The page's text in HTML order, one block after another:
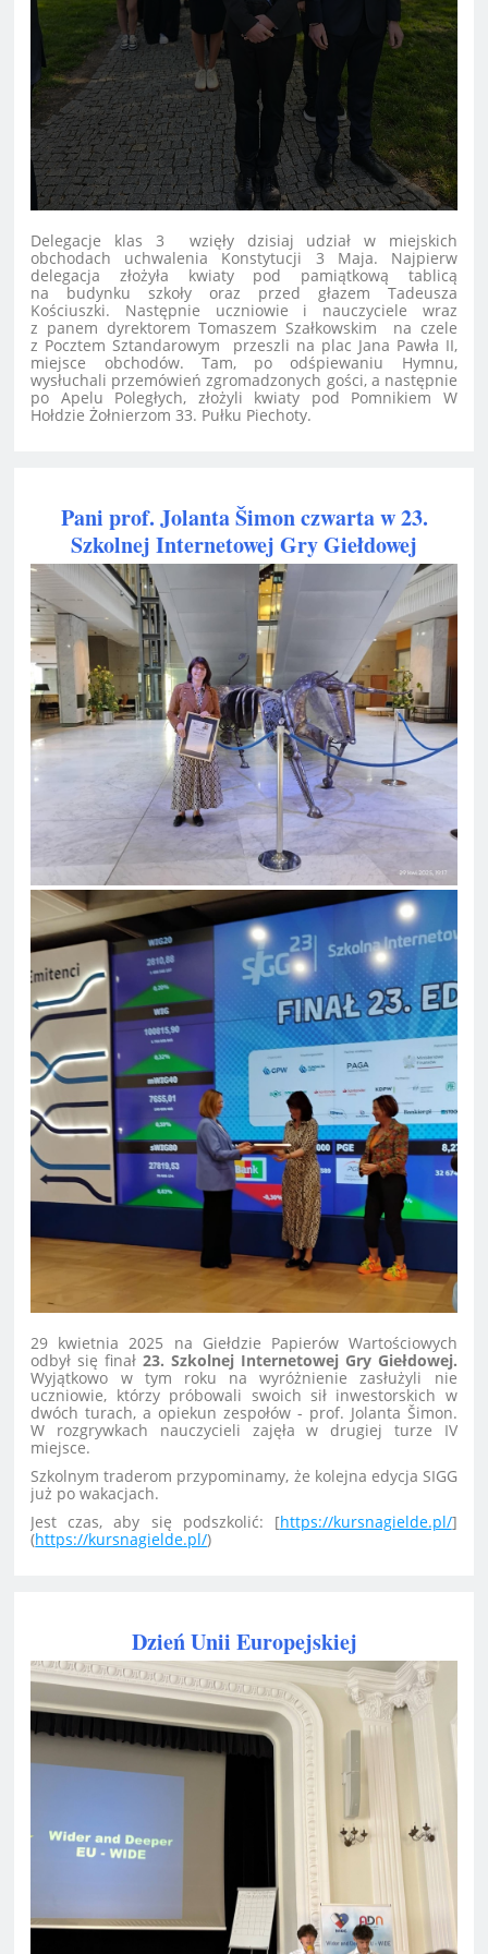
Delegacje klas 3 wzięły dzisiaj udział w miejskich
obchodach uchwalenia Konstytucji 3 Maja. Najpierw
delegacja złożyła kwiaty pod pamiątkową tablicą
na budynku szkoły oraz przed głazem Tadeusza
Kościuszki. Następnie uczniowie i nauczyciele wraz
z panem dyrektorem Tomaszem Szałkowskim na czele
z Pocztem Sztandarowym przeszli na plac Jana Pawła II,
miejsce obchodów. Tam, po odśpiewaniu Hymnu,
wysłuchali przemówień zgromadzonych gości, a następnie
po Apelu Poległych, złożyli kwiaty pod Pomnikiem W
Hołdzie Żołnierzom 33. Pułku Piechoty.
Pani prof. Jolanta Šimon czwarta w 23.
Szkolnej Internetowej Gry Giełdowej
29 kwietnia 2025 na Giełdzie Papierów Wartościowych
odbył się finał23. Szkolnej Internetowej Gry Giełdowej.
Wyjątkowo w tym roku na wyróżnienie zasłużyli nie
uczniowie, którzy próbowali swoich sił inwestorskich w
dwóch turach, a opiekun zespołów - prof. Jolanta Šimon.
W rozgrywkach nauczycieli zajęła w drugiej turze IV
miejsce.
Szkolnym traderom przypominamy, że kolejna edycja SIGG
już po wakacjach.
Jest czas, aby się podszkolić: [https://kursnagielde.pl/]
(https://kursnagielde.pl/)
Dzień Unii Europejskiej